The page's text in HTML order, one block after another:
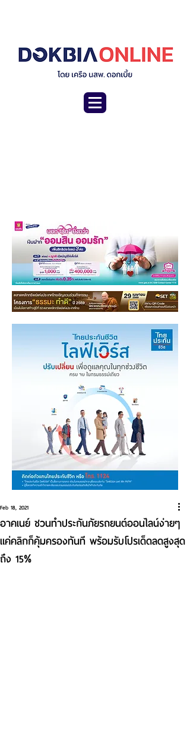
อาคเนย์ ชวนทำประกันภัยรถยนต์ออนไลน์ง่ายๆ
แค่คลิกก็คุ้มครองทันที พร้อมรับโปรเด็ดลดสูงสุด
ถึง 15%
Feb 18, 2021